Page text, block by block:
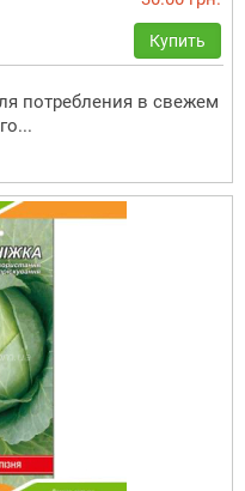
Купить
потребления в свежем